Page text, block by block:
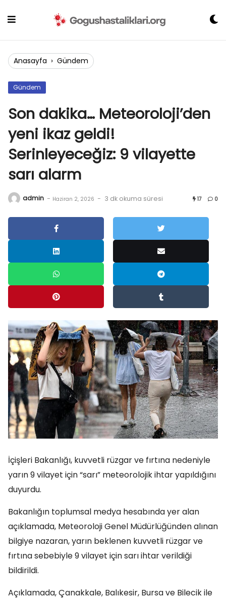
Anasayfa › Gündem
Gündem
Son dakika… Meteoroloji’den
yeni ikaz geldi!
Serinleyeceğiz: 9 vilayette
sarı alarm
admin - Haziran 2, 2026 - 3 dk okuma süresi 17 0
İçişleri Bakanlığı, kuvvetli rüzgar ve fırtına nedeniyle
yarın 9 vilayet için “sarı” meteorolojik ihtar yapıldığını
duyurdu.
Bakanlığın toplumsal medya hesabında yer alan
açıklamada, Meteoroloji Genel Müdürlüğünden alınan
bilgiye nazaran, yarın beklenen kuvvetli rüzgar ve
fırtına sebebiyle 9 vilayet için sarı ihtar verildiği
bildirildi.
Açıklamada, Çanakkale, Balıkesir, Bursa ve Bilecik ile